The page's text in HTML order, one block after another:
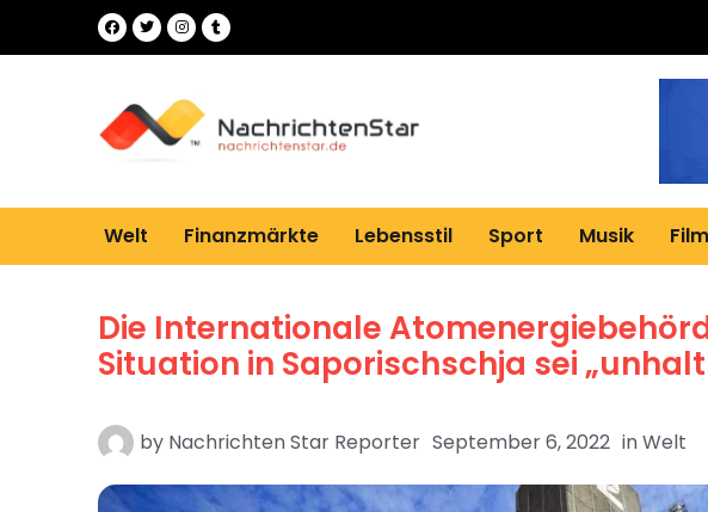
Welt Finanzmärkte Lebensstil Sport Musik Film
Die Internationale
Situation in Saporischschja sei
by Nachrichten Star Reporter September 6, 2022 inWelt